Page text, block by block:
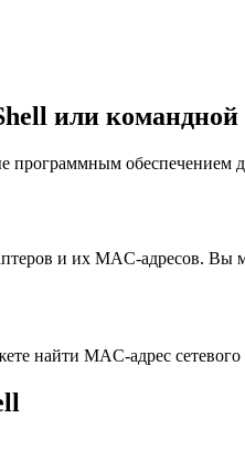
или командной
программным обеспечением
и их MAC-адресов. Вы
найти MAC-адрес